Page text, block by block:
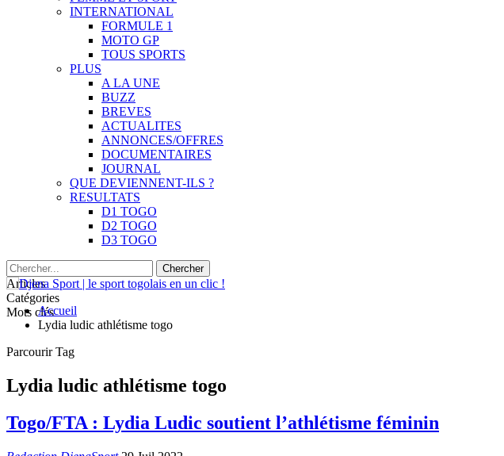
INTERNATIONAL
FORMULE 1
MOTO GP
TOUS SPORTS
PLUS
A LA UNE
BUZZ
BREVES
ACTUALITES
ANNONCES/OFFRES
DOCUMENTAIRES
JOURNAL
QUE DEVIENNENT-ILS ?
RESULTATS
D1 TOGO
D2 TOGO
D3 TOGO
Articles
Catégories
Mots clésAccueil
Lydia ludic athlétisme togo
Parcourir Tag
Lydia ludic athlétisme togo
Togo/FTA : Lydia Ludic soutient l’athlétisme féminin